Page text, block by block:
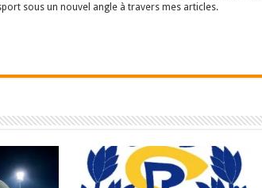
sous un nouvel angle à travers mes articles.